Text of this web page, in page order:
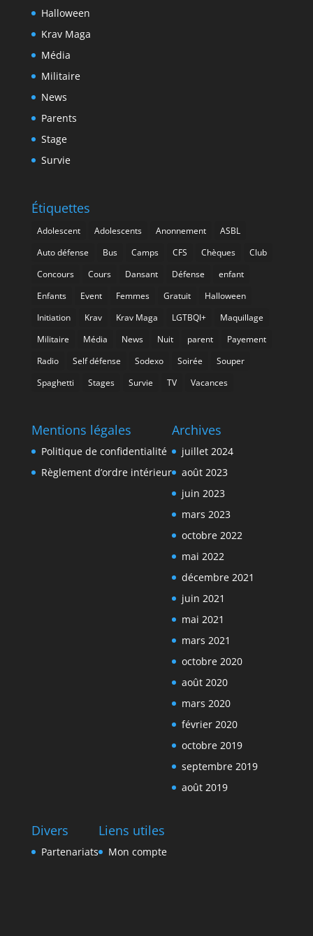
Halloween
Krav Maga
Média
Militaire
News
Parents
Stage
Survie
Étiquettes
Adolescent Adolescents Anonnement
ASBL
Auto défense
Bus Camps CFS Chèques
Club
Concours
Cours Dansant Défense
enfant
Enfants
Event Femmes Gratuit
Halloween
Initiation
Krav Krav Maga LGTBQI+
Maquillage
Militaire
Média News Nuit parent
Payement
Radio
Self défense Sodexo Soirée
Souper
Spaghetti
Stages Survie TV Vacances
Mentions légales
Politique de confidentialité
Règlement d’ordre intérieur
Archives
juillet 2024
août 2023
juin 2023
mars 2023
octobre 2022
mai 2022
décembre 2021
juin 2021
mai 2021
mars 2021
octobre 2020
août 2020
mars 2020
février 2020
octobre 2019
septembre 2019
août 2019
Divers
Partenariats
Liens utiles
Mon compte